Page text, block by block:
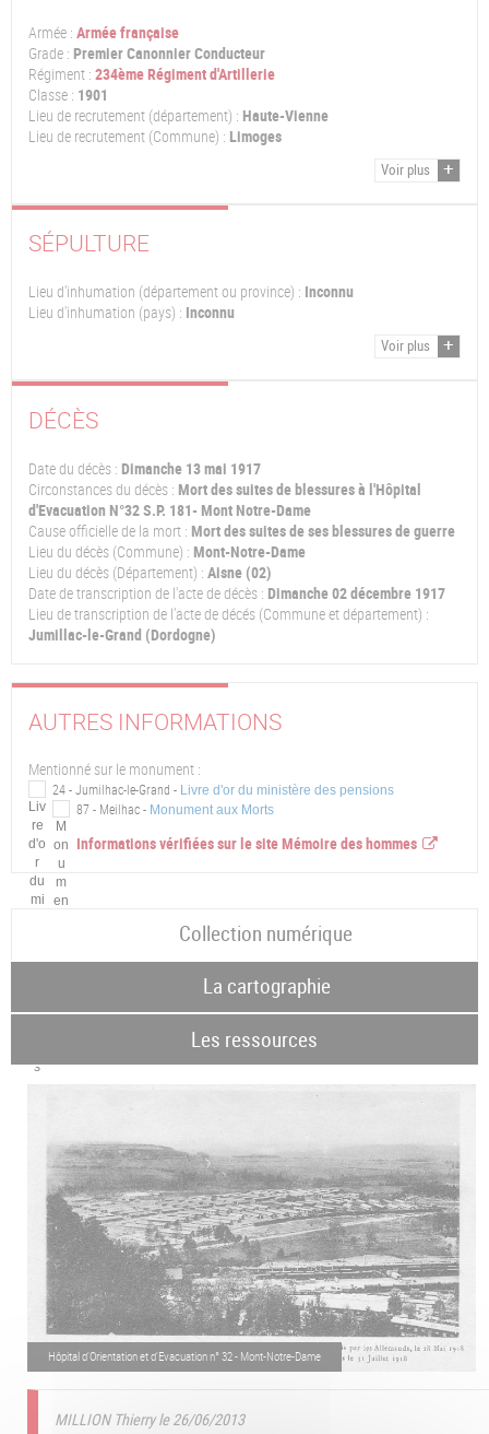
Armée : Armée française
Grade : Premier Canonnier Conducteur
Régiment : 234ème Régiment d'Artillerie
Classe : 1901
Lieu de recrutement (département) : Haute-Vienne
Lieu de recrutement (Commune) : Limoges
Voir plus
SÉPULTURE
Lieu d'inhumation (département ou province) : Inconnu
Lieu d'inhumation (pays) : Inconnu
Voir plus
DÉCÈS
Date du décès : Dimanche 13 mai 1917
Circonstances du décès : Mort des suites de blessures à l'Hôpital
d'Evacuation N°32 S.P. 181- Mont Notre-Dame
Cause officielle de la mort : Mort des suites de ses blessures de guerre
Lieu du décès (Commune) : Mont-Notre-Dame
Lieu du décès (Département) : Aisne (02)
Date de transcription de l'acte de décès : Dimanche 02 décembre 1917
Lieu de transcription de l'acte de décés (Commune et département) :
Jumillac-le-Grand (Dordogne)
AUTRES INFORMATIONS
Mentionné sur le monument :
24 - Jumilhac-le-Grand - Livre d'or du ministère des pensions
87 - Meilhac - Monument aux Morts
Informations vérifiées sur le site Mémoire des hommes
Collection numérique
La cartographie
Les ressources
Hôpital d'Orientation et d'Evacuation n° 32 - Mont-Notre-Dame
MILLION Thierry le 26/06/2013